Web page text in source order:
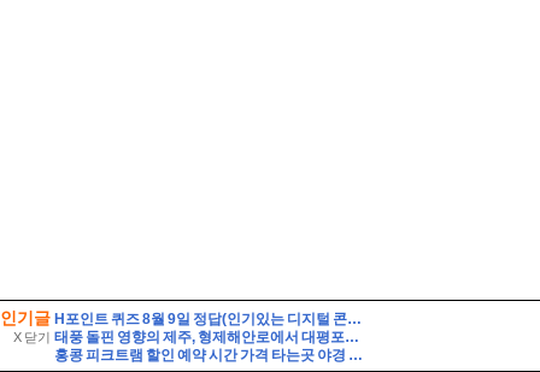
인기글
X 닫기
H포인트 퀴즈 8월 9일 정답(인기있는 디지털 콘텐츠를 H.Point에서 즐겨보세요! 멜론, 밀리의서재, 티빙의 인기 구독서비스를 H.Point에서 결제하시면 포인트 추가적립 혜택도 드립니다! 이 신규 서
태풍 돌핀 영향의 제주, 형제해안로에서 대평포구까지 거센 파도를 만나다.
홍콩 피크트램 할인 예약 시간 가격 타는곳 야경 자리 꿀팁